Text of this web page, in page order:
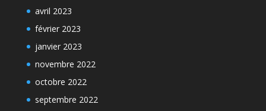
avril 2023
février 2023
janvier 2023
novembre 2022
octobre 2022
septembre 2022